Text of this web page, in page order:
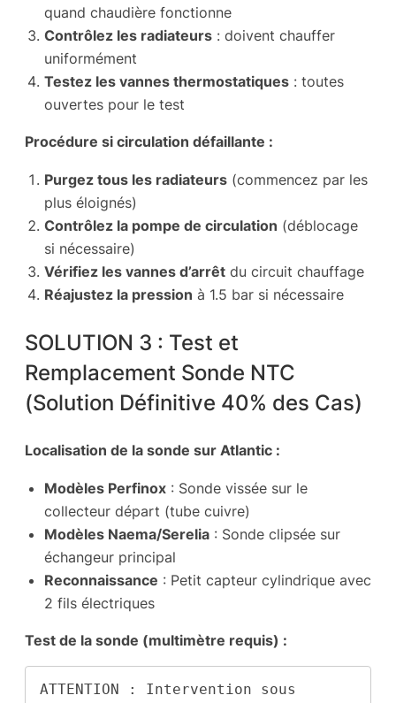
quand chaudière fonctionne
Contrôlez les radiateurs : doivent chauffer
uniformément
Testez les vannes thermostatiques : toutes
ouvertes pour le test
Procédure si circulation défaillante :
Purgez tous les radiateurs (commencez par les
plus éloignés)
Contrôlez la pompe de circulation (déblocage
si nécessaire)
Vérifiez les vannes d’arrêt du circuit chauffage
Réajustez la pression à 1.5 bar si nécessaire
SOLUTION 3 : Test et
Remplacement Sonde NTC
(Solution Définitive 40% des Cas)
Localisation de la sonde sur Atlantic :
Modèles Perfinox : Sonde vissée sur le
collecteur départ (tube cuivre)
Modèles Naema/Serelia : Sonde clipsée sur
échangeur principal
Reconnaissance : Petit capteur cylindrique avec
2 fils électriques
Test de la sonde (multimètre requis) :
ATTENTION : Intervention sous